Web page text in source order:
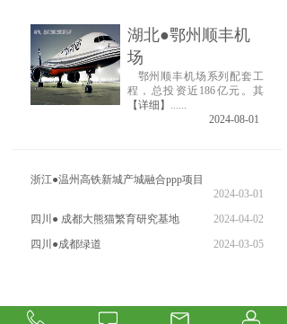
湖北●鄂州顺丰机
场
鄂州顺丰机场系列配套工
程，总投资近186亿元。其
【详细】 ......
2024-08-01
浙江●温州高铁新城产城融合ppp项目
2024-03-01
四川● 成都大熊猫繁育研究基地
2024-04-02
四川●成都绿道
2024-03-05